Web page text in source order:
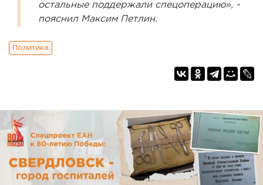
остальные поддержали спецоперацию», -
пояснил Максим Петлин.
Политика